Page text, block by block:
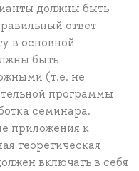
должны быть
ответ
в основной
быть
(т.е. не
программы
семинара.
приложения к
теоретическая
включать в себя